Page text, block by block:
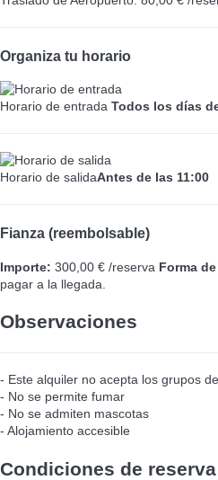
Organiza tu horario
Horario de entrada Todos los días
Horario de salidaAntes de las 11:00
Fianza (reembolsable)
Importe: 300,00 € /reserva Forma
pagar a la llegada.
Observaciones
- Este alquiler no acepta los grupos
- No se permite fumar
- No se admiten mascotas
- Alojamiento accesible
Condiciones de reserva